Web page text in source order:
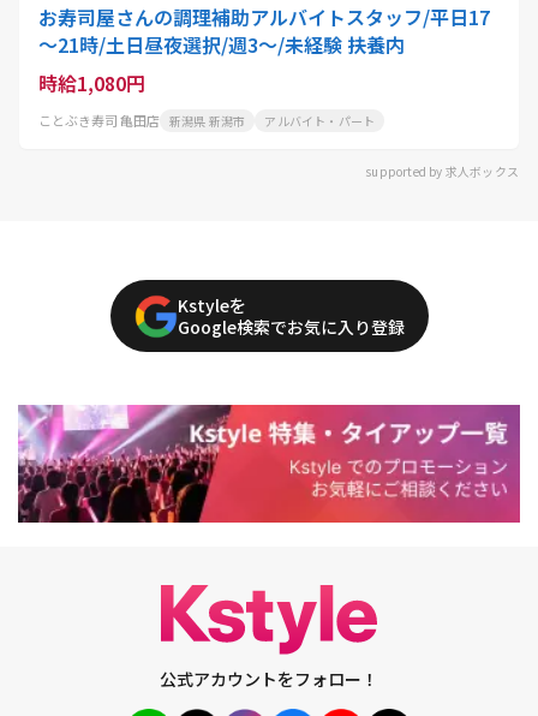
お寿司屋さんの調理補助アルバイトスタッフ/平日17
～21時/土日昼夜選択/週3～/未経験 扶養内
時給1,080円
ことぶき寿司 亀田店 新潟県 新潟市 アルバイト・パート
supported by 求人ボックス
Kstyleを
Google検索でお気に入り登録
公式アカウントをフォロー！